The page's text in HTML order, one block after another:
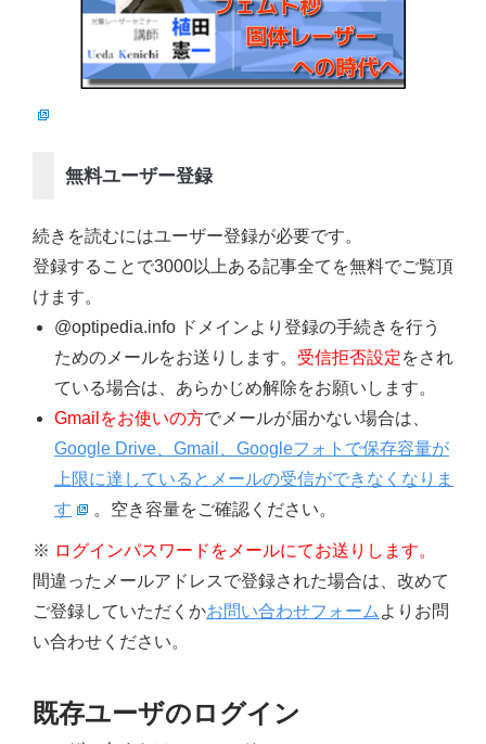
無料ユーザー登録
続きを読むにはユーザー登録が必要です。
登録することで3000以上ある記事全てを無料でご覧頂
けます。
@optipedia.info ドメインより登録の手続きを行う
ためのメールをお送りします。 受信拒否設定をされ
ている場合は、あらかじめ解除をお願いします。
Gmailをお使いの方でメールが届かない場合は、
Google Drive、Gmail、Googleフォトで保存容量が
上限に達しているとメールの受信ができなくなりま
す
。空き容量をご確認ください。
※ ログインパスワードをメールにてお送りします。
間違ったメールアドレスで登録された場合は、改めて
ご登録していただくかお問い合わせフォーム よりお問
い合わせください。
既存ユーザのログイン